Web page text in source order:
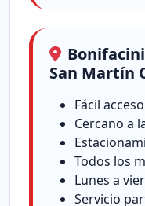
Bonifacini
San Martín
Fácil
Cercano a
Todos los
Lunes a
Servicio